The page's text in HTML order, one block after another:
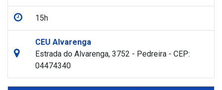
15h
CEU Alvarenga
Estrada do Alvarenga, 3752 - Pedreira - CEP:
04474340